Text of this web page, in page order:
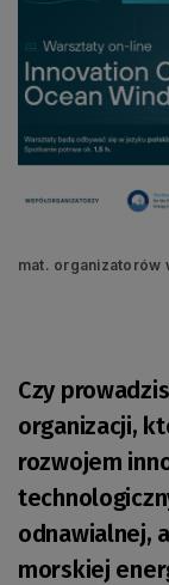
mat. organizatorów
Czy
organizacji,
rozwojem
odnawialnej,
morskiej